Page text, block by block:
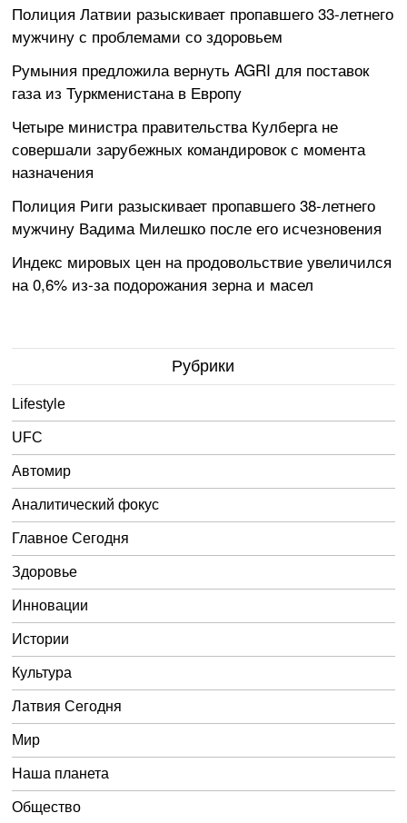
Полиция Латвии разыскивает пропавшего 33-летнего
мужчину с проблемами со здоровьем
Румыния предложила вернуть AGRI для поставок
газа из Туркменистана в Европу
Четыре министра правительства Кулберга не
совершали зарубежных командировок с момента
назначения
Полиция Риги разыскивает пропавшего 38-летнего
мужчину Вадима Милешко после его исчезновения
Индекс мировых цен на продовольствие увеличился
на 0,6% из-за подорожания зерна и масел
Рубрики
Lifestyle
UFC
Автомир
Аналитический фокус
Главное Сегодня
Здоровье
Инновации
Истории
Культура
Латвия Сегодня
Мир
Наша планета
Общество